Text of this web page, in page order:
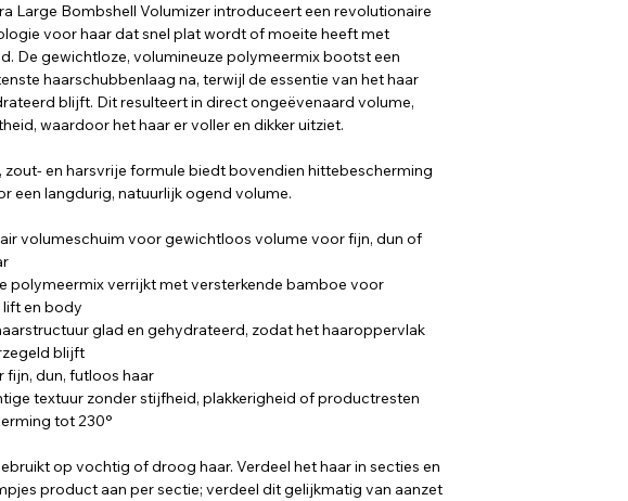
Large Bombshell Volumizer introduceert een revolutionaire
voor haar dat snel plat wordt of moeite heeft met
De gewichtloze, volumineuze polymeermix bootst een
haarschubbenlaag na, terwijl de essentie van het haar
blijft. Dit resulteert in direct ongeëvenaard volume,
waardoor het haar er voller en dikker uitziet.
zout- en harsvrije formule biedt bovendien hittebescherming
een langdurig, natuurlijk ogend volume.
volumeschuim voor gewichtloos volume voor fijn, dun of
polymeermix verrijkt met versterkende bamboe voor
en body
glad en gehydrateerd, zodat het haaroppervlak
blijft
fijn, dun, futloos haar
textuur zonder stijfheid, plakkerigheid of productresten
tot 230°
op vochtig of droog haar. Verdeel het haar in secties en
product aan per sectie; verdeel dit gelijkmatig van aanzet